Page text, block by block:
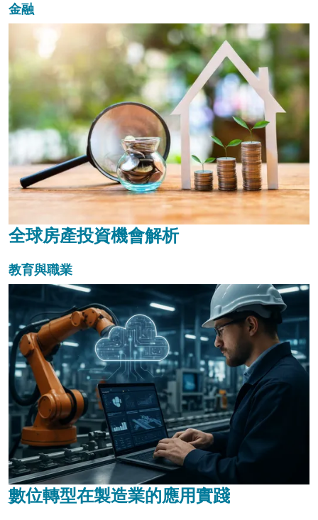
及建立完善的品質控制系統，企
業能夠在保持競爭優勢的同時，
實現可持續發展目標。本文將深
入探討各種提升營運效率的創新
策略，幫助...
金融
全球房產投資機會解析
教育與職業
數位轉型在製造業的應用實踐